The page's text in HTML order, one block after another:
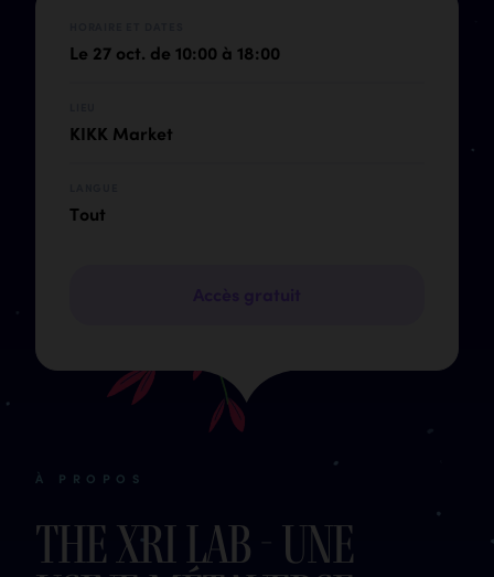
Le 27 oct. de 10:00 à 18:00
KIKK Market
Tout
À PROPOS
The XRi Lab - une